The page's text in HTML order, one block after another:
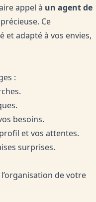
appel à un agent de
Ce
et adapté à vos envies,
:
besoins.
et vos attentes.
surprises.
de votre